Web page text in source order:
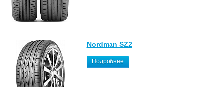
Nordman SZ2
Подробнее